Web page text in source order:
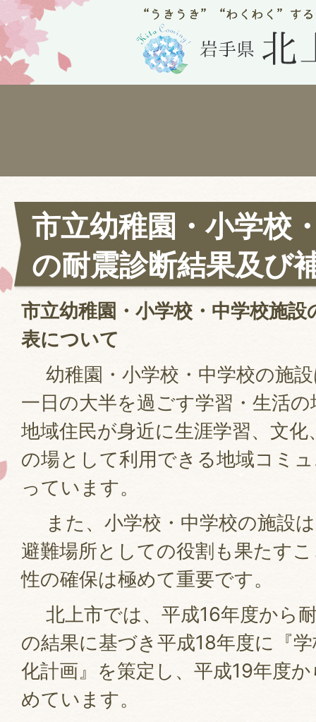
市立幼稚園・小学校
の耐震診断結果及び
市立幼稚園・小学校・中学校施設
表について
幼稚園・小学校・中学校の施
一日の大半を過ごす学習・生活
地域住民が身近に生涯学習、文
の場として利用できる地域コミ
っています。
また、小学校・中学校の施設
避難場所としての役割も果たす
性の確保は極めて重要です。
北上市では、平成16年度から
の結果に基づき平成18年度に『
化計画』を策定し、平成19年度
めています。